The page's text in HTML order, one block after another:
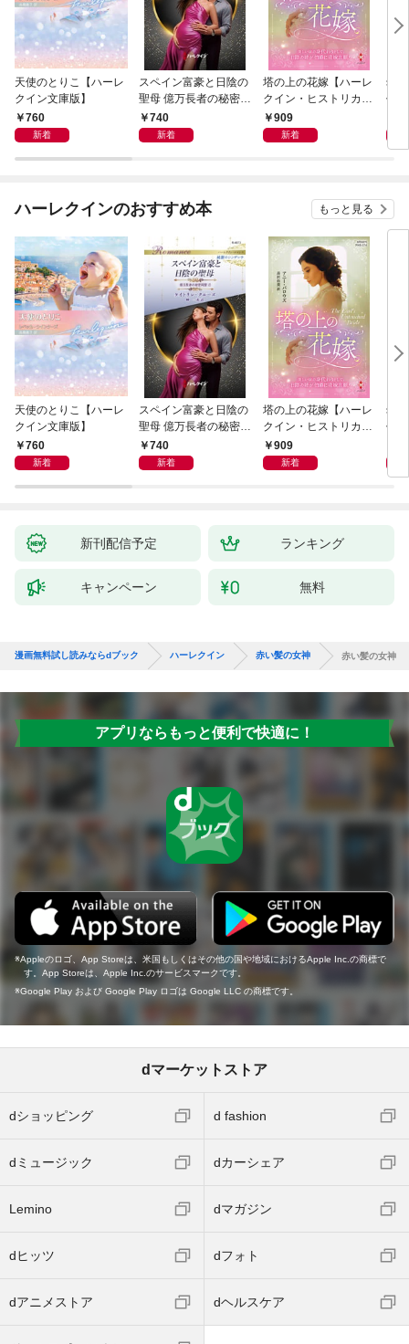
天使のとりこ【ハーレ
クイン文庫版】
760
新着
スペイン富豪と日陰の
聖母 億万長者の秘密同
盟 II ハーレクイン・ロ
マンス～純潔のシンデ
740
新着
塔の上の花嫁【ハーレ
クイン・ヒストリカ
ル・スペシャル版】
909
新着
幼
作
ハーレクインのおすすめ本 もっと見る
天使のとりこ【ハーレ
クイン文庫版】
760
新着
スペイン富豪と日陰の
聖母 億万長者の秘密同
盟 II ハーレクイン・ロ
マンス～純潔のシンデ
740
新着
塔の上の花嫁【ハーレ
クイン・ヒストリカ
ル・スペシャル版】
909
新着
幼
作
新刊配信予定 ランキング
キャンペーン 無料
漫画無料試し読みならdブック ハーレクイン 赤い髪の女神 赤い髪の女神
アプリならもっと便利で快適に！
Appleのロゴ、App Storeは、米国もしくはその他の国や地域におけるApple Inc.の商標で
す。App Storeは、Apple Inc.のサービスマークです。
Google Play および Google Play ロゴは Google LLC の商標です。
dマーケットストア
dショッピング d fashion
dミュージック dカーシェア
Lemino dマガジン
dヒッツ dフォト
dアニメストア dヘルスケア